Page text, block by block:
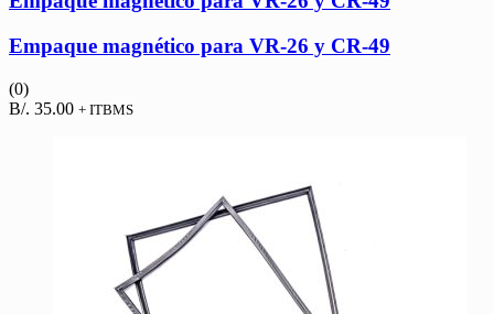
Empaque magnético para VR-26 y CR-49
(0)
B/. 35.00 + ITBMS